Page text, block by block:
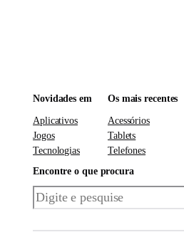
Novidades em
Aplicativos
Jogos
Tecnologias
Os mais recentes
Acessórios
Tablets
Telefones
Encontre o que procura
Pesquisar